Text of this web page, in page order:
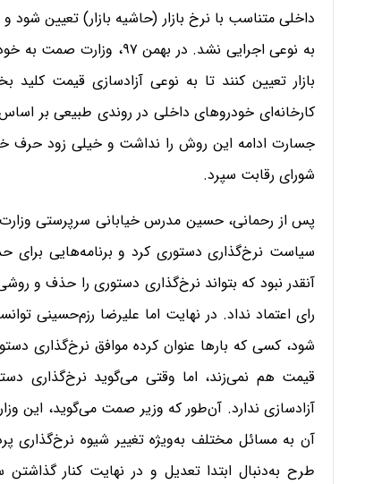
داخلی متناسب با نرخ بازار (حاشیه بازار) تعیین
به نوعی اجرایی نشد. در
بازار تعیین کنند تا به نوعی آزادسازی قیمت
کارخانه‌ای خودروهای داخلی در روندی طبیعی بر
جسارت ادامه این روش را نداشت و خیلی زود حرف
شورای رقابت سپرد.
پس از رحمانی، حسین مدرس خیابانی سرپرستی وزارت
سیاست نرخ‌گذاری دستوری کرد و برنامه‌هایی
آنقدر نبود که بتواند نرخ‌گذاری دستوری را حذف و
رای اعتماد نداد. در نهایت اما علیرضا رزم‌حسینی
شود، کسی که بارها عنوان کرده موافق نرخ‌گذاری
قیمت هم نمی‌زند، اما وقتی می‌گوید نرخ‌گذاری
آزادسازی ندارد. آن‌طور که وزیر صمت می‌گوید، این
آن به مسائل مختلف به‌ویژه تغییر شیوه نرخ‌گذاری
طرح به‌دنبال ابتدا تعدیل و در نهایت کنار